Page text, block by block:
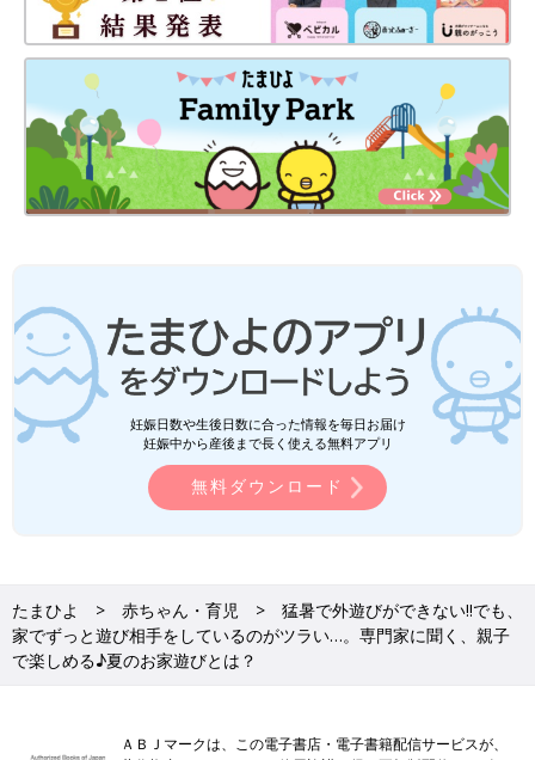
妊娠日数や生後日数に合った情報を毎日お届け
妊娠中から産後まで長く使える無料アプリ
無料ダウンロード
たまひよ 赤ちゃん・育児
猛暑で外遊びができない‼でも、
家でずっと遊び相手をしているのがツラい…。専門家に聞く、親子
で楽しめる♪夏のお家遊びとは？
ＡＢＪマークは、この電子書店・電子書籍配信サービスが、